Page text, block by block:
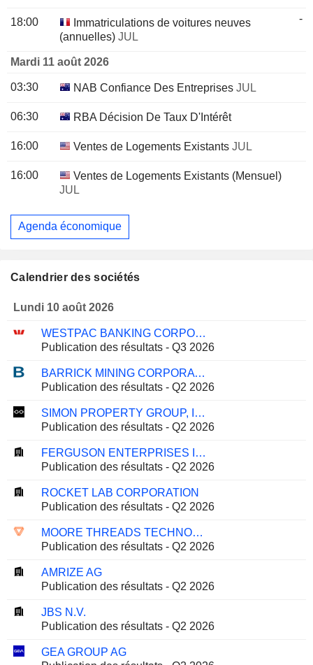
18:00
Immatriculations de voitures neuves
(annuelles) JUL
-
Mardi 11 août 2026
03:30 NAB Confiance Des Entreprises JUL
06:30 RBA Décision De Taux D'Intérêt
16:00 Ventes de Logements Existants JUL
16:00
Ventes de Logements Existants (Mensuel)
JUL
Agenda économique
Calendrier des sociétés
Lundi 10 août 2026
WESTPAC BANKING CORPORATION
Publication des résultats - Q3 2026
BARRICK MINING CORPORATION
Publication des résultats - Q2 2026
SIMON PROPERTY GROUP, INC.
Publication des résultats - Q2 2026
FERGUSON ENTERPRISES INC.
Publication des résultats - Q2 2026
ROCKET LAB CORPORATION
Publication des résultats - Q2 2026
MOORE THREADS TECHNOLOGY CO., LTD.
Publication des résultats - Q2 2026
AMRIZE AG
Publication des résultats - Q2 2026
JBS N.V.
Publication des résultats - Q2 2026
GEA GROUP AG